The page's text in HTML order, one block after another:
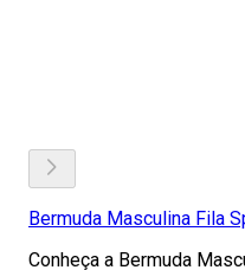
Bermuda Masculina Fila
Conheça a Bermuda